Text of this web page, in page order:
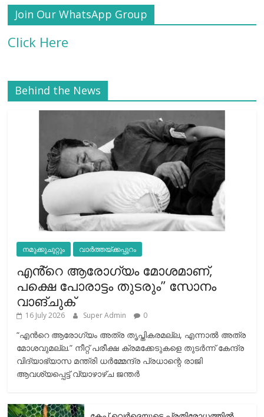
Join Our WhatsApp Group
Click Here
Behind the News
നമുക്കുചുറ്റും വാർത്തയ്ക്കപ്പുറം
എൻ്റെ ആരോഗ്യം മോശമാണ്,
പക്ഷെ പോരാട്ടം തുടരും” സോനം
വാങ്ചുക്
16 July 2026 Super Admin 0
“എന്‍റെ ആരോഗ്യം അത്ര തൃപ്തികരമല്ല, എന്നാൽ അത്ര
മോശവുമല്ല.” നീറ്റ് പരീക്ഷ ക്രമക്കേടുകളെ തുടർന്ന് കേന്ദ്ര
വിദ്യാഭ്യാസ മന്ത്രി ധർമ്മേന്ദ്ര പ്രധാന്റെ രാജി
ആവശ്യപ്പെട്ട് വ്യാഴാഴ്ച ജന്തർ